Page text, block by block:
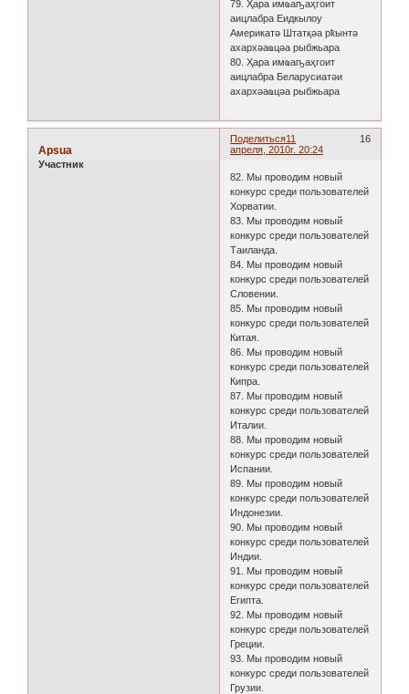
79. Ҳара имҩаҧаҳгоит
аицлабра Еидкылоу
Америкатә Штатқәа рҟынтә
ахархәаҩцәа рыбжьара
80. Ҳара имҩаҧаҳгоит
аицлабра Беларусиатәи
ахархәаҩцәа рыбжьара
Поделиться 16
11
апреля, 2010г. 20:24
Apsua
Участник
82. Мы проводим новый
конкурс среди пользователей
Хорватии.
83. Мы проводим новый
конкурс среди пользователей
Таиланда.
84. Мы проводим новый
конкурс среди пользователей
Словении.
85. Мы проводим новый
конкурс среди пользователей
Китая.
86. Мы проводим новый
конкурс среди пользователей
Кипра.
87. Мы проводим новый
конкурс среди пользователей
Италии.
88. Мы проводим новый
конкурс среди пользователей
Испании.
89. Мы проводим новый
конкурс среди пользователей
Индонезии.
90. Мы проводим новый
конкурс среди пользователей
Индии.
91. Мы проводим новый
конкурс среди пользователей
Египта.
92. Мы проводим новый
конкурс среди пользователей
Греции.
93. Мы проводим новый
конкурс среди пользователей
Грузии.